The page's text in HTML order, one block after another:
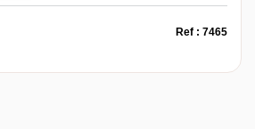
Ref : 7465